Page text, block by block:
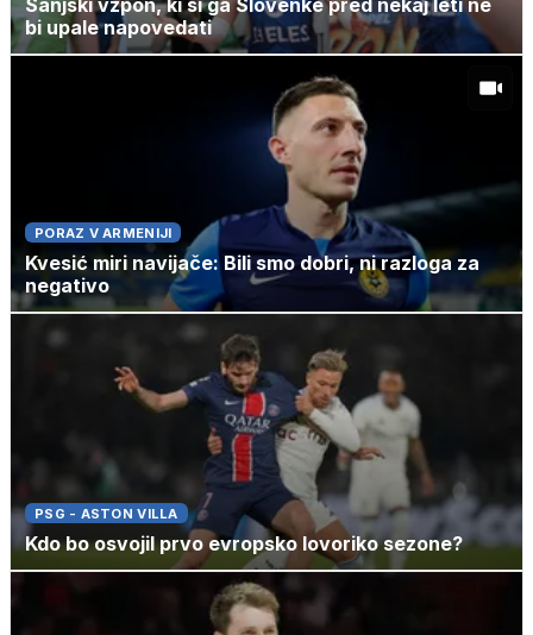
Sanjski vzpon, ki si ga Slovenke pred nekaj leti ne
bi upale napovedati
PORAZ V ARMENIJI
Kvesić miri navijače: Bili smo dobri, ni razloga za
negativo
PSG - ASTON VILLA
Kdo bo osvojil prvo evropsko lovoriko sezone?